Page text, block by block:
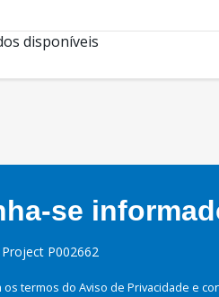
disponíveis
se
P002662
os termos do Aviso de Privacidade e